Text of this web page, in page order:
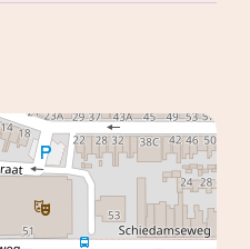
een appartement
en telt een
is €
zijn circa-maten en